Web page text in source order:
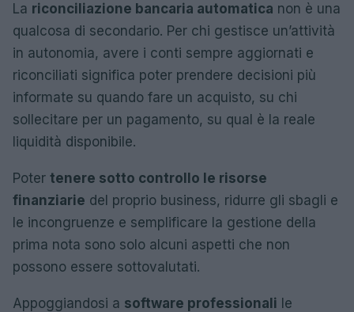
La riconciliazione bancaria automatica non è una
qualcosa di secondario. Per chi gestisce un’attività
in autonomia, avere i conti sempre aggiornati e
riconciliati significa poter prendere decisioni più
informate su quando fare un acquisto, su chi
sollecitare per un pagamento, su qual è la reale
liquidità disponibile.
Poter tenere sotto controllo le risorse
finanziarie del proprio business, ridurre gli sbagli e
le incongruenze e semplificare la gestione della
prima nota sono solo alcuni aspetti che non
possono essere sottovalutati.
Appoggiandosi a software professionali le